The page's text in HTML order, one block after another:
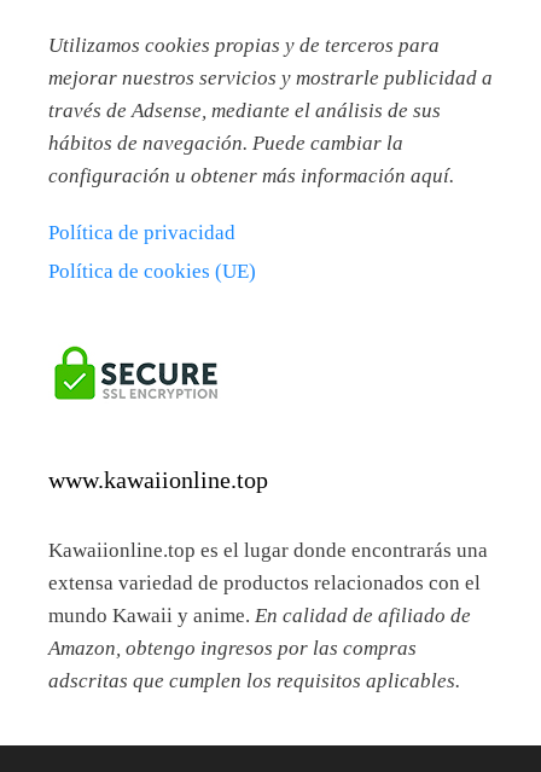
Utilizamos cookies propias y de terceros para
mejorar nuestros servicios y mostrarle publicidad a
través de Adsense, mediante el análisis de sus
hábitos de navegación. Puede cambiar la
configuración u obtener más información aquí.
Política de privacidad
Política de cookies (UE)
www.kawaiionline.top
Kawaiionline.top es el lugar donde encontrarás una
extensa variedad de productos relacionados con el
mundo Kawaii y anime. En calidad de afiliado de
Amazon, obtengo ingresos por las compras
adscritas que cumplen los requisitos aplicables.